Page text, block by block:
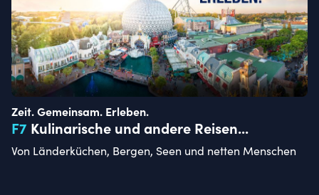
Zeit. Gemeinsam. Erleben.
F7 Kulinarische und andere Reisen...
Von Länderküchen, Bergen, Seen und netten Menschen